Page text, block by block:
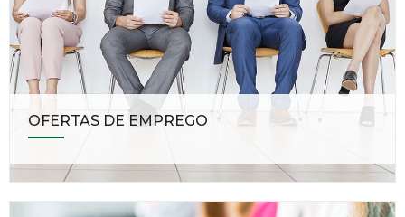
OFERTAS DE EMPREGO